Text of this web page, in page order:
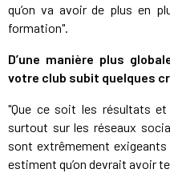
qu’on va avoir de plus en
formation".
D’une manière plus
votre club subit quelques
"Que ce soit les résultats
surtout sur les réseaux
sont extrêmement
estiment qu’on devrait avoir